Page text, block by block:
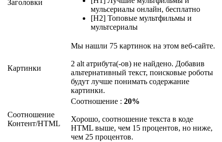
Заголовки
мульсериалы онлайн, бесплатно
[H2] Топовые мультфильмы и
мультсериалы
Картинки
Мы нашли 75 картинок на этом веб-сайте.
2 alt атрибута(-ов) не найдено. Добавив
альтернативный текст, поисковые роботы
будут лучше понимать содержание
картинки.
Соотношение
Контент/HTML
Соотношение : 20%
Хорошо, соотношение текста в коде
HTML выше, чем 15 процентов, но ниже,
чем 25 процентов.